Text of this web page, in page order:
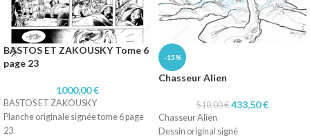
BASTOS ET ZAKOUSKY Tome 6
page 23
1000,00€
BASTOS ET ZAKOUSKY
Planche originale signée tome 6 page
23
-15%
Chasseur Alien
510,00€ 433,50€
Chasseur Alien
Dessin original signé